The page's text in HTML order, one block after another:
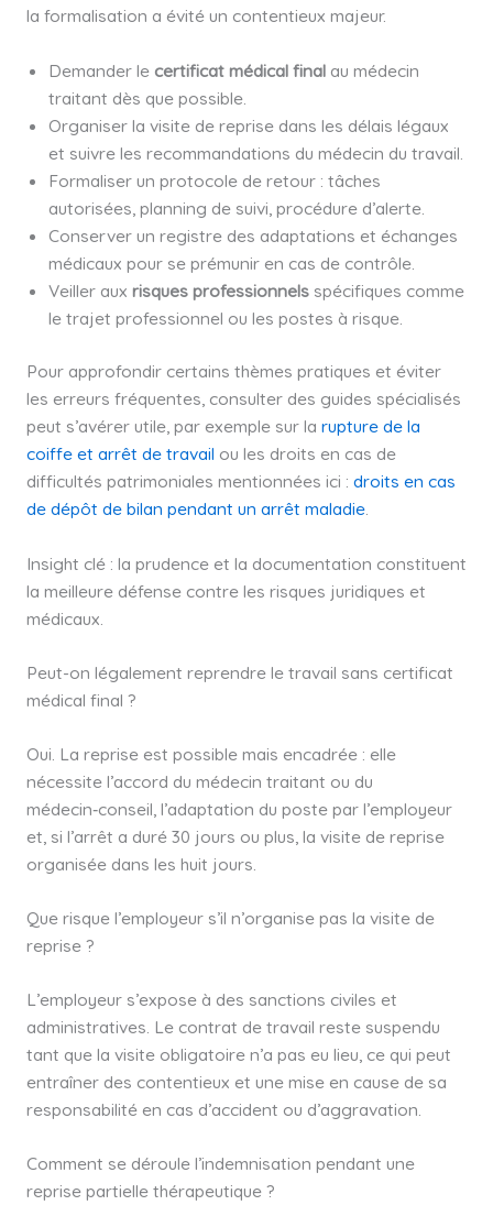
la formalisation a évité un contentieux majeur.
Demander le certificat médical finalau médecin
traitant dès que possible.
Organiser la visite de reprise dans les délais légaux
et suivre les recommandations du médecin du travail.
Formaliser un protocole de retour : tâches
autorisées, planning de suivi, procédure d’alerte.
Conserver un registre des adaptations et échanges
médicaux pour se prémunir en cas de contrôle.
Veiller aux risques professionnelsspécifiques comme
le trajet professionnel ou les postes à risque.
Pour approfondir certains thèmes pratiques et éviter
les erreurs fréquentes, consulter des guides spécialisés
peut s’avérer utile, par exemple sur la rupture de la
coiffe et arrêt de travail ou les droits en cas de
difficultés patrimoniales mentionnées ici : droits en cas
de dépôt de bilan pendant un arrêt maladie.
Insight clé : la prudence et la documentation constituent
la meilleure défense contre les risques juridiques et
médicaux.
Peut-on légalement reprendre le travail sans certificat
médical final ?
Oui. La reprise est possible mais encadrée : elle
nécessite l’accord du médecin traitant ou du
médecin‑conseil, l’adaptation du poste par l’employeur
et, si l’arrêt a duré 30 jours ou plus, la visite de reprise
organisée dans les huit jours.
Que risque l’employeur s’il n’organise pas la visite de
reprise ?
L’employeur s’expose à des sanctions civiles et
administratives. Le contrat de travail reste suspendu
tant que la visite obligatoire n’a pas eu lieu, ce qui peut
entraîner des contentieux et une mise en cause de sa
responsabilité en cas d’accident ou d’aggravation.
Comment se déroule l’indemnisation pendant une
reprise partielle thérapeutique ?